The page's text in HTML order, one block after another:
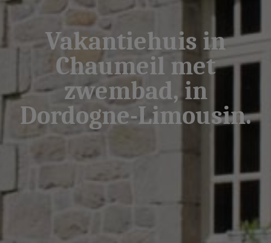
Vakantiehuis in
Chaumeil met
zwembad, in
Dordogne-Limousin.